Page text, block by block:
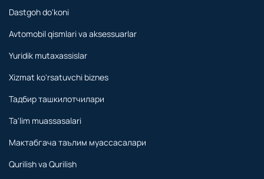
Dastgoh do'koni
Avtomobil qismlari va aksessuarlar
Yuridik mutaxassislar
Xizmat ko'rsatuvchi biznes
Тадбир ташкилотчилари
Ta'lim muassasalari
Мактабгача таълим муассасалари
Qurilish va Qurilish